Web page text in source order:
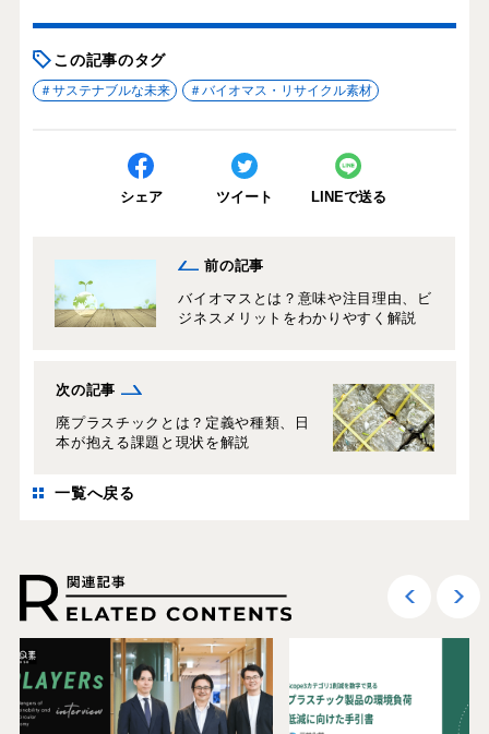
この記事のタグ
サステナブルな未来 バイオマス・リサイクル素材
シェア ツイート LINEで送る
前の記事
バイオマスとは？意味や注目理由、ビ
ジネスメリットをわかりやすく解説
次の記事
廃プラスチックとは？定義や種類、日
本が抱える課題と現状を解説
一覧へ戻る